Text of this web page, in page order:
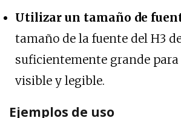
Utilizar un tamaño de
tamaño de la fuente del H3
suficientemente grande para
visible y legible.
Ejemplos de uso